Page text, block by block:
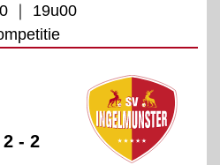
｜ 19u00
2 - 2